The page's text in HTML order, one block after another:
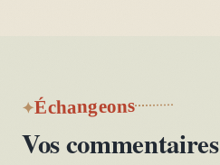
Échangeons
Vos commentaires